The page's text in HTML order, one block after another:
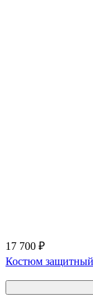
17 700 ₽
Костюм